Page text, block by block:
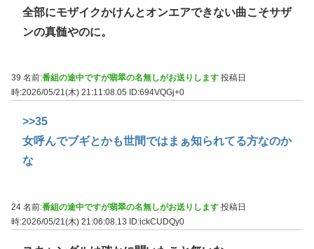
全部にモザイクかけんとオンエアできない曲こそサザ
ンの真髄やのに。
39 名前:番組の途中ですが翡翠の名無しがお送りします 投稿日
時:2026/05/21(木) 21:11:08.05
ID:694VQGj+0
>>35
女呼んでブギとかも世間ではまぁ知られてる方なのか
な
24 名前:番組の途中ですが翡翠の名無しがお送りします 投稿日
時:2026/05/21(木) 21:06:08.13 ID:ickCUDQy0